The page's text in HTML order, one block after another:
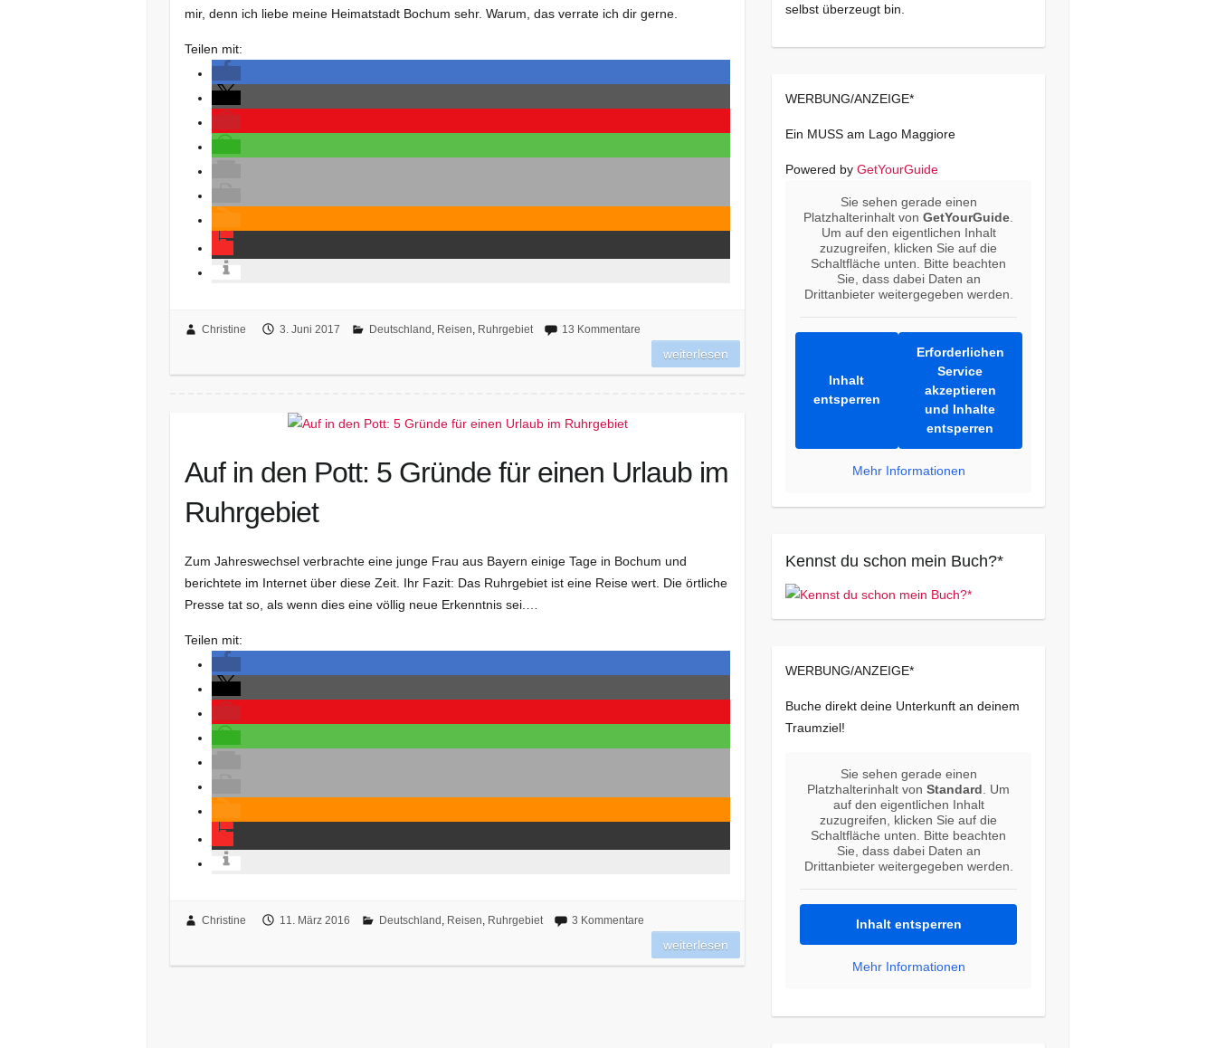
mir, denn ich liebe meine Heimatstadt Bochum sehr. Warum, das verrate ich dir gerne.
Teilen mit:
Christine 3. Juni 2017 Deutschland , Reisen, Ruhrgebiet 13 Kommentare
weiterlesen
Auf in den Pott: 5 Gründe für einen Urlaub im
Ruhrgebiet
Zum Jahreswechsel verbrachte eine junge Frau aus Bayern einige Tage in Bochum und
berichtete im Internet über diese Zeit. Ihr Fazit: Das Ruhrgebiet ist eine Reise wert. Die örtliche
Presse tat so, als wenn dies eine völlig neue Erkenntnis sei.…
Teilen mit:
Christine 11. März 2016 Deutschland , Reisen, Ruhrgebiet 3 Kommentare
weiterlesen
selbst überzeugt bin.
WERBUNG/ANZEIGE*
Ein MUSS am Lago Maggiore
Powered by GetYourGuide
Sie sehen gerade einen
Platzhalterinhalt vonGetYourGuide
Um auf den eigentlichen Inhalt
zuzugreifen, klicken Sie auf die
Schaltfläche unten. Bitte beachten
Sie, dass dabei Daten an
Drittanbieter weitergegeben werden.
Inhalt
entsperren
Erforderlichen
Service
akzeptieren
und Inhalte
entsperren
Mehr Informationen
Kennst du schon mein Buch?*
WERBUNG/ANZEIGE*
Buche direkt deine Unterkunft an deinem
Traumziel!
Sie sehen gerade einen
Platzhalterinhalt vonStandard . Um
auf den eigentlichen Inhalt
zuzugreifen, klicken Sie auf die
Schaltfläche unten. Bitte beachten
Sie, dass dabei Daten an
Drittanbieter weitergegeben werden.
Inhalt entsperren
Mehr Informationen